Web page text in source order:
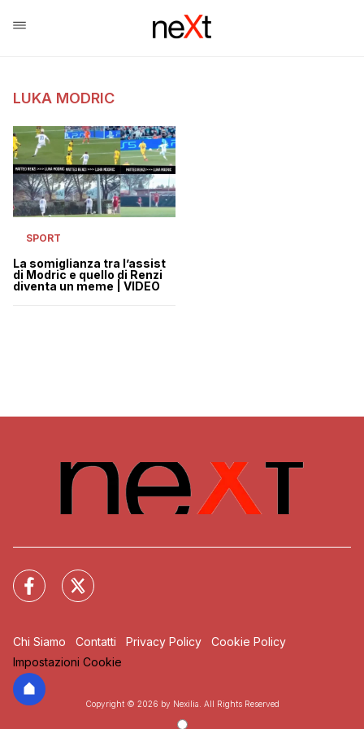
LUKA MODRIC
SPORT
La somiglianza tra l’assist
di Modric e quello di Renzi
diventa un meme | VIDEO
Chi Siamo Contatti Privacy Policy
Cookie Policy
Impostazioni Cookie
Copyright © 2026 by Nexilia. All Rights Reserved